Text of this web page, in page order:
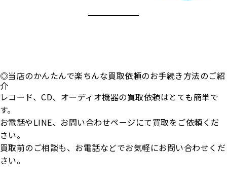
◎当店のかんたんで楽ちんな買取依頼のお手続き方法のご紹
介
レコード、CD、オーディオ機器の買取依頼はとても簡単で
す。
お電話やLINE、お問い合わせページにて買取をご依頼くだ
さい。
買取前のご相談も、お電話などでお気軽にお問い合わせくだ
さい。